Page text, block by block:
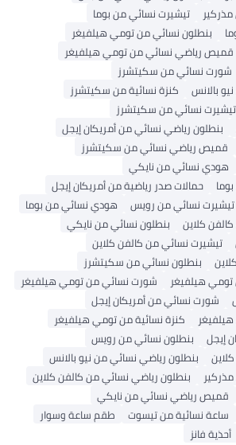
تيشيرت نسائي من بوما
بنطلون نسائي من تومي هيلفيغر
قميص رياضي نسائي من تومي هيلفيغر
شورت نسائي من سكيتشرز
بالانس
كنزة نسائية من سكيتشرز
تيشيرت نسائي من سكيتشرز
بنطلون رياضي نسائي من أمريكان إيجل
قميص رياضي نسائي من سكيتشرز
هودي نسائي من نايكي
حمالات صدر رياضية من أمريكان إيجل
تيشيرت نسائي من رويس
هودي نسائي من بوما
كلاين
بنطلون نسائي من نايكي
تيشيرت نسائي من كالفن كلاين
بنطلون نسائي من سكيتشرز
هيلفيغر
شورت نسائي من تومي هيلفيغر
شورت نسائي من أمريكان إيجل
كنزة نسائية من تومي هيلفيغر
إيجل
بنطلون نسائي من رويس
بنطلون رياضي نسائي من نيو بالانس
بنطلون رياضي نسائي من كالفن كلاين
قميص رياضي نسائي من نايكي
ساعة نسائية من تيسوت
طقم ساعة وسوار
أحذية فانز